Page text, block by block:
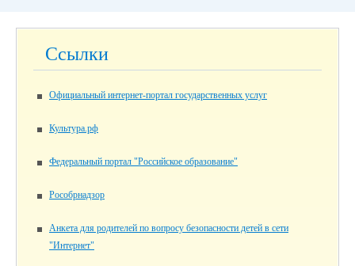
Ссылки
Официальный интернет-портал государственных услуг
Культура.рф
Федеральный портал "Российское образование"
Рособрнадзор
Анкета для родителей по вопросу безопасности детей в сети
"Интернет"